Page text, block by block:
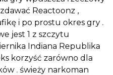
Reactoonz ,
i po prostu okres gry .
jest 1 z szczytu
Indiana Republika
korzyść zarówno dla
. świeży narkoman